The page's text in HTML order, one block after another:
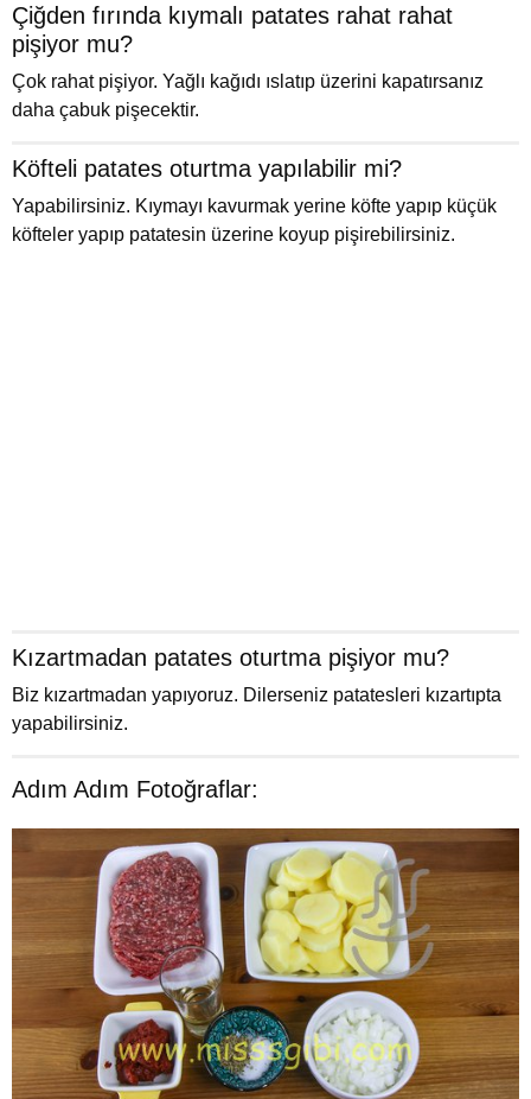
Çiğden fırında kıymalı patates rahat rahat
pişiyor mu?
Çok rahat pişiyor. Yağlı kağıdı ıslatıp üzerini kapatırsanız
daha çabuk pişecektir.
Köfteli patates oturtma yapılabilir mi?
Yapabilirsiniz. Kıymayı kavurmak yerine köfte yapıp küçük
köfteler yapıp patatesin üzerine koyup pişirebilirsiniz.
Kızartmadan patates oturtma pişiyor mu?
Biz kızartmadan yapıyoruz. Dilerseniz patatesleri kızartıpta
yapabilirsiniz.
Adım Adım Fotoğraflar: